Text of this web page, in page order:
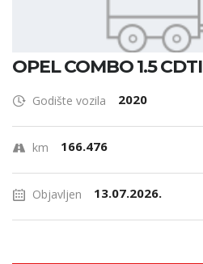
OPEL COMBO 1.5 CDTI
Godište vozila 2020
km 166.476
Objavljen 13.07.2026.